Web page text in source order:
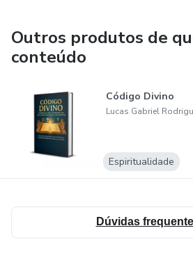
Outros produtos de
conteúdo
Código Divino
Espiritualidade
Dúvidas